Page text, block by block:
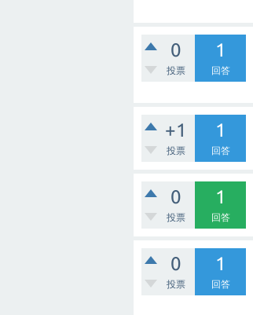
0
投票
1
回答
+1
投票
1
回答
0
投票
1
回答
0
投票
1
回答